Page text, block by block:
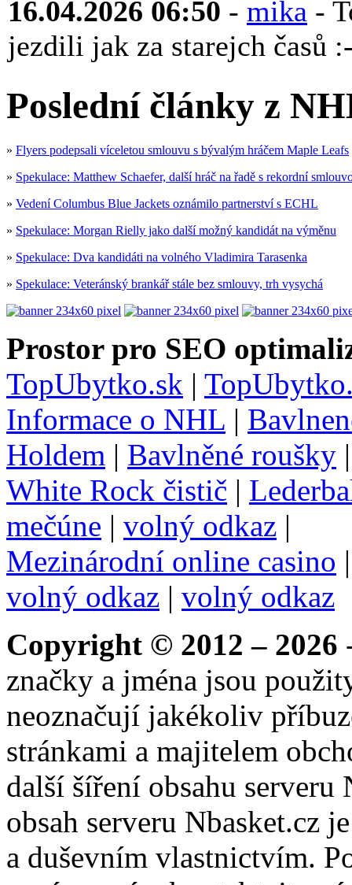
16.04.2026 06:50 - mika -
jezdili jak za starejch časů
Poslední články z
» Flyers podepsali víceletou smlouvu s bývalým hráčem Maple Leafs
» Spekulace: Matthew Schaefer, další hráč na řadě s rekordní
» Vedení Columbus Blue Jackets oznámilo partnerství s ECHL
» Spekulace: Morgan Rielly jako další možný kandidát na výměnu
» Spekulace: Dva kandidáti na volného Vladimira Tarasenka
» Spekulace: Veteránský brankář stále bez smlouvy, trh vysychá
Prostor pro SEO
TopUbytko.sk |
Informace o NHL |
Holdem | Bavlněné roušky
White Rock čistič |
mečúne | volný odkaz |
Mezinárodní online casino
volný odkaz | volný odkaz
Copyright © 2012 – 2026
značky a jména jsou
neoznačují jakékoliv
stránkami a majitelem
další šíření obsahu serveru
obsah serveru Nbasket.cz
a duševním vlastnictvím.